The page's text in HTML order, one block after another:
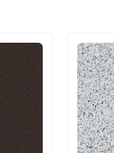
применяет
особенности спроса
на готовое
готовых решений: